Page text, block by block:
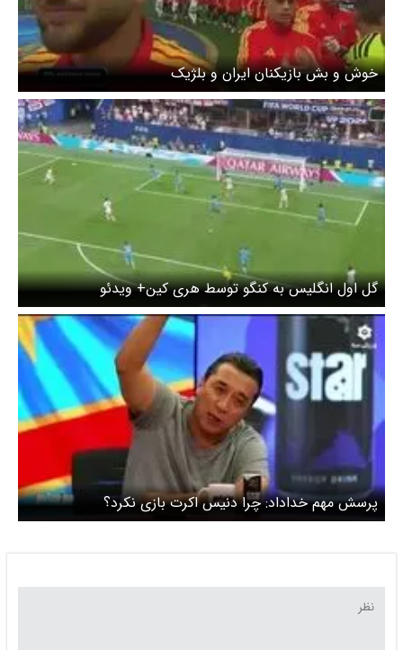
خوش و بش بازیکنان ایران و بلژیک
گل اول انگلیس به کنگو توسط هری کین+ ویدئو
پرسش مهم خداداد: چرا دنیس اکرت بازی نکرد؟